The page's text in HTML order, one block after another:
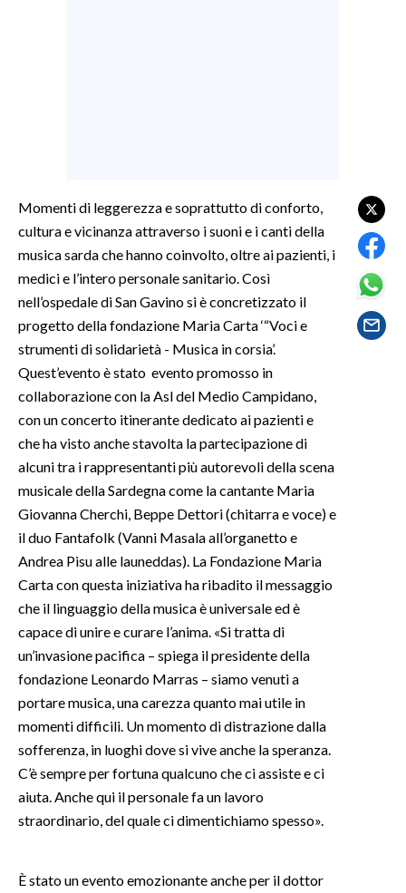
GOSSIP
SARDEGNA TURISMO
SARDI NEL MONDO
EVENTI
3 MINUTI CON
INSULARITÀ
INFO AZIENDE
ABBONATI
ANNUNCI
NECROLOGI
PUBBLICITÀ
SPIAGGE
STORE
Momenti di leggerezza e soprattutto di conforto,
cultura e vicinanza attraverso i suoni e i canti della
musica sarda che hanno coinvolto, oltre ai pazienti, i
medici e l’intero personale sanitario. Così
nell’ospedale di San Gavino si è concretizzato il
progetto della fondazione Maria Carta ‘“Voci e
strumenti di solidarietà - Musica in corsia’.
Quest’evento è stato evento promosso in
collaborazione con la Asl del Medio Campidano,
con un concerto itinerante dedicato ai pazienti e
che ha visto anche stavolta la partecipazione di
alcuni tra i rappresentanti più autorevoli della scena
musicale della Sardegna come la cantante Maria
Giovanna Cherchi, Beppe Dettori (chitarra e voce) e
il duo Fantafolk (Vanni Masala all’organetto e
Andrea Pisu alle launeddas). La Fondazione Maria
Carta con questa iniziativa ha ribadito il messaggio
che il linguaggio della musica è universale ed è
capace di unire e curare l’anima. «Si tratta di
un’invasione pacifica – spiega il presidente della
fondazione Leonardo Marras – siamo venuti a
portare musica, una carezza quanto mai utile in
momenti difficili. Un momento di distrazione dalla
sofferenza, in luoghi dove si vive anche la speranza.
C’è sempre per fortuna qualcuno che ci assiste e ci
aiuta. Anche qui il personale fa un lavoro
straordinario, del quale ci dimentichiamo spesso».
È stato un evento emozionante anche per il dottor